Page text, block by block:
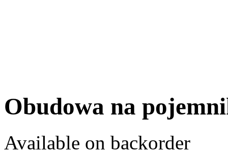
Obudowa na
Available on backorder